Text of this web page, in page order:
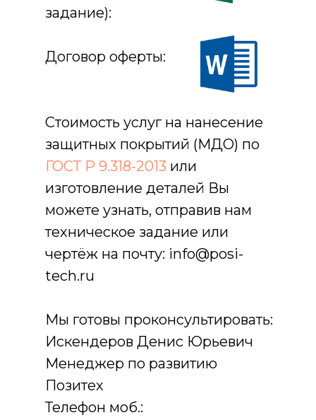
задание):
Договор оферты:
Стоимость услуг на нанесение
защитных покрытий (МДО) по
ГОСТ Р 9.318-2013 или
изготовление деталей Вы
можете узнать, отправив нам
техническое задание или
чертёж на почту: info@posi-
tech.ru
Мы готовы проконсультировать:
Искендеров Денис Юрьевич
Менеджер по развитию
Позитех
Телефон моб.: